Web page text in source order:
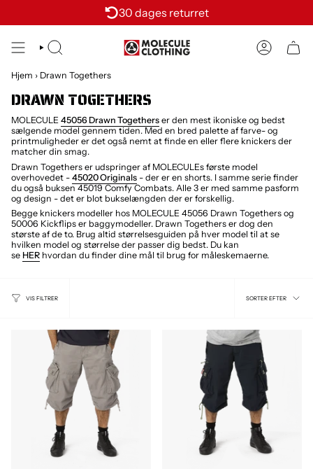
content
30 dages returret
SØG KONTI
Hjem › Drawn Togethers
DRAWN TOGETHERS
MOLECULE 45056 Drawn Togethers er den mest ikoniske og bedst
sælgende model gennem tiden. Med en bred palette af farve- og
printmuligheder er det også nemt at finde en eller flere knickers der
matcher din smag.
Drawn Togethers er udspringer af MOLECULEs første model
overhovedet - 45020 Originals - der er en shorts. I samme serie finder
du også buksen 45019 Comfy Combats. Alle 3 er med samme pasform
og design - det er blot bukselængden der er forskellig.
Begge knickers modeller hos MOLECULE 45056 Drawn Togethers og
50006 Kickflips er baggymodeller. Drawn Togethers er dog den
største af de to. Brug altid størrelsesguiden på hver model til at se
hvilken model og størrelse der passer dig bedst. Du kan
se HER hvordan du finder dine mål til brug for måleskemaerne.
VIS FILTRER SORTER
SORTER EFTER